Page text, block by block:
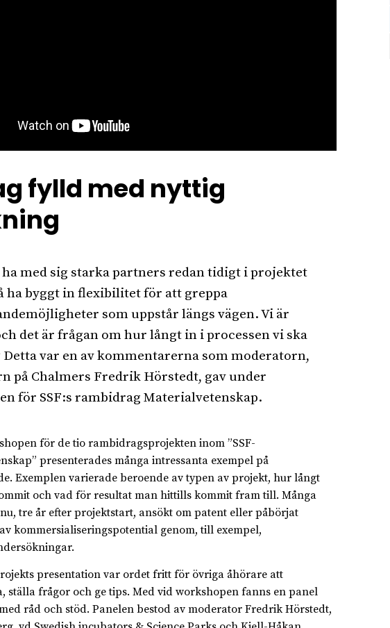
fylld med nyttig
ha med sig starka partners redan tidigt i projektet
ha byggt in flexibilitet för att greppa
som uppstår längs vägen. Vi är
det är frågan om hur långt in i processen vi ska
Detta var en av kommentarerna som moderatorn,
på Chalmers Fredrik Hörstedt, gav under
för SSF:s rambidrag Materialvetenskap.
för de tio rambidragsprojekten inom ”SSF-
presenterades många intressanta exempel på
Exemplen varierade beroende av typen av projekt, hur långt
och vad för resultat man hittills kommit fram till. Många
tre år efter projektstart, ansökt om patent eller påbörjat
kommersialiseringspotential genom, till exempel,
presentation var ordet fritt för övriga åhörare att
ställa frågor och ge tips. Med vid workshopen fanns en panel
råd och stöd. Panelen bestod av moderator Fredrik Hörstedt,